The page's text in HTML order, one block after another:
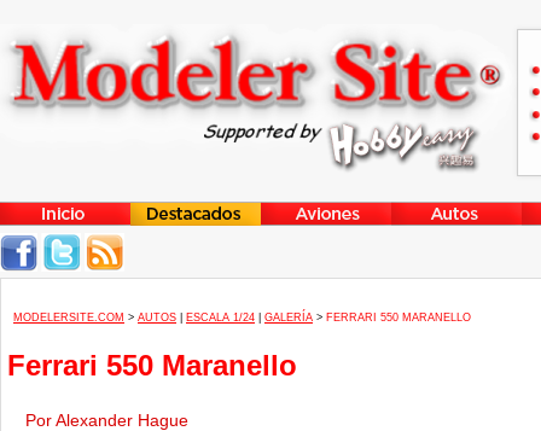
MODELERSITE.COM > AUTOS ESCALA 1/24 GALERÍA > FERRARI 550 MARANELLO
Ferrari 550 Maranello
Por Alexander Hague